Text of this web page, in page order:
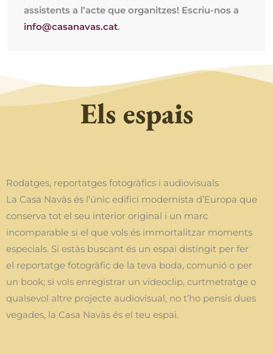
assistents a l’acte que organitzes! Escriu-nos a
info@casanavas.cat.
Els espais
Rodatges, reportatges fotogràfics i audiovisuals
La Casa Navàs és l’únic edifici modernista d’Europa que
conserva tot el seu interior original i un marc
incomparable si el que vols és immortalitzar moments
especials. Si estàs buscant és un espai distingit per fer
el reportatge fotogràfic de la teva boda, comunió o per
un book; si vols enregistrar un videoclip, curtmetratge o
qualsevol altre projecte audiovisual, no t’ho pensis dues
vegades, la Casa Navàs és el teu espai.